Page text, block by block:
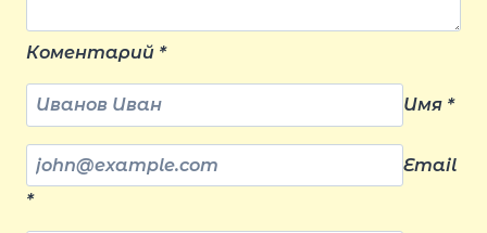
Коментарий *
Имя *
Email
*